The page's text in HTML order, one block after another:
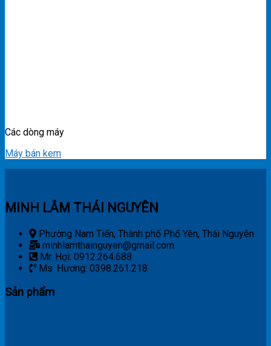
Các dòng máy
Máy bán kem
MINH LÂM THÁI NGUYÊN
Phường Nam Tiến, Thành phố Phổ Yên, Thái Nguyên
minhlamthainguyen@gmail.com
Mr. Hợi: 0912.264.688
Ms. Hương: 0398.261.218
Sản phẩm